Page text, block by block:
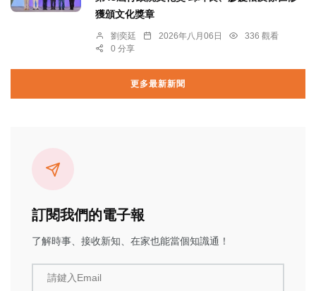
獲頒文化獎章
劉奕廷 2026年八月06日
336 觀看
0 分享
更多最新新聞
訂閱我們的電子報
了解時事、接收新知、在家也能當個知識通！
請鍵入Email